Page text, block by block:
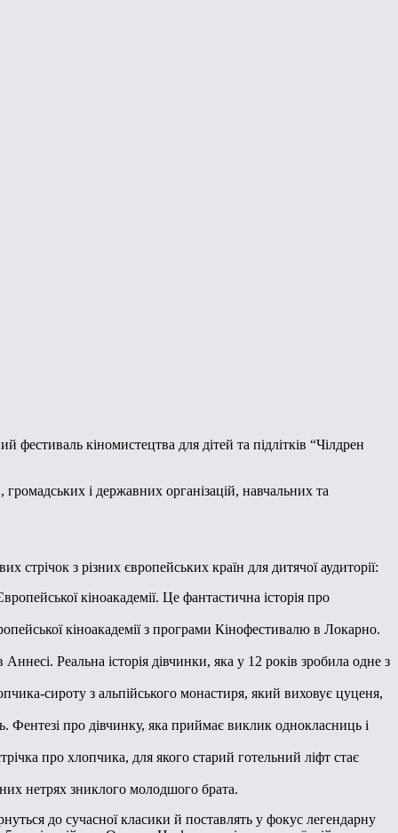
кіномистецтва для дітей та підлітків “Чілдрен
громадських і державних організацій, навчальних та
з різних європейських країн для дитячої аудиторії:
кіноакадемії. Це фантастична історія про
кіноакадемії з програми Кінофестивалю в Локарно.
Реальна історія дівчинки, яка у 12 років зробила одне з
сироту з альпійського монастиря, який виховує цуценя,
про дівчинку, яка приймає виклик однокласниць і
про хлопчика, для якого старий готельний ліфт стає
нетрях зниклого молодшого брата.
до сучасної класики й поставлять у фокус легендарну